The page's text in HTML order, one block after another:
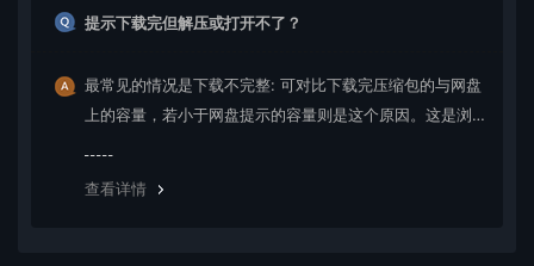
提示下载完但解压或打开不了？
最常见的情况是下载不完整: 可对比下载完压缩包的与网盘
上的容量，若小于网盘提示的容量则是这个原因。这是浏
查看详情